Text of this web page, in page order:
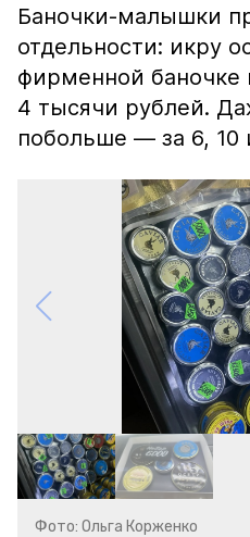
Баночки-малышки
отдельности: икру
фирменной баночке
4 тысячи рублей.
побольше — за 6, 10
Фото: Ольга Корженко